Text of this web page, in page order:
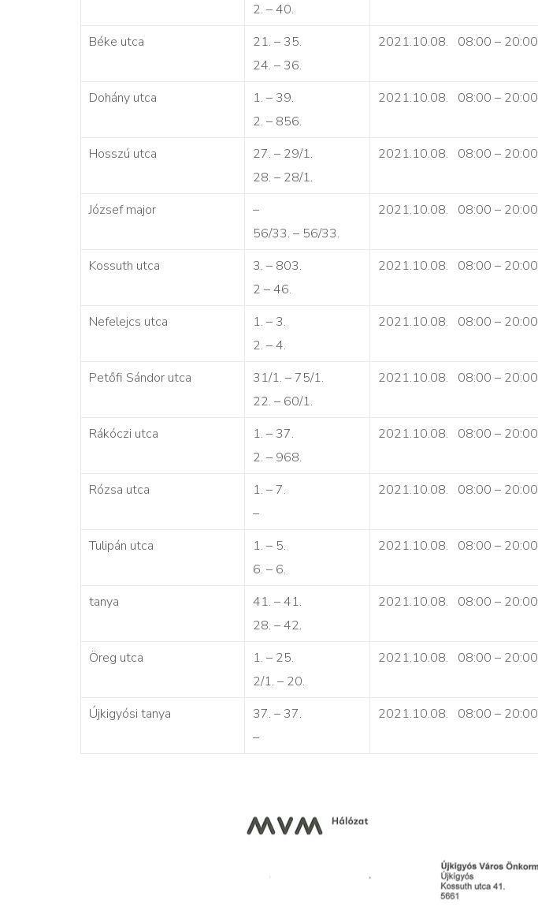
2. – 40.
Béke utca
21. – 35.
24. – 36.
2021.10.08. 08:00 – 20:00
Dohány utca
1. – 39.
2. – 856.
2021.10.08. 08:00 – 20:00
Hosszú utca
27. – 29/1.
28. – 28/1.
2021.10.08. 08:00 – 20:00
József major
–
56/33. – 56/33.
2021.10.08. 08:00 – 20:00
Kossuth utca
3. – 803.
2 – 46.
2021.10.08. 08:00 – 20:00
Nefelejcs utca
1. – 3.
2. – 4.
2021.10.08. 08:00 – 20:00
Petőfi Sándor utca
31/1. – 75/1.
22. – 60/1.
2021.10.08. 08:00 – 20:00
Rákóczi utca
1. – 37.
2. – 968.
2021.10.08. 08:00 – 20:00
Rózsa utca
1. – 7.
–
2021.10.08. 08:00 – 20:00
Tulipán utca
1. – 5.
6. – 6.
2021.10.08. 08:00 – 20:00
tanya
41. – 41.
28. – 42.
2021.10.08. 08:00 – 20:00
Öreg utca
1. – 25.
2/1. – 20.
2021.10.08. 08:00 – 20:00
Újkigyósi tanya
37. – 37.
–
2021.10.08. 08:00 – 20:00